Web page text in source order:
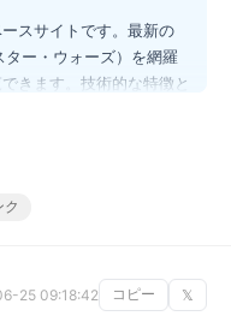
スサイトです。最新の
ー・ウォーズ）を網羅
きます。技術的な特徴と
ストせず、DHTネット
供の種子ファイルや磁気
を採用しています。これ
ます。映画好きなら、こ
25 09:18:42 コピー 𝕏